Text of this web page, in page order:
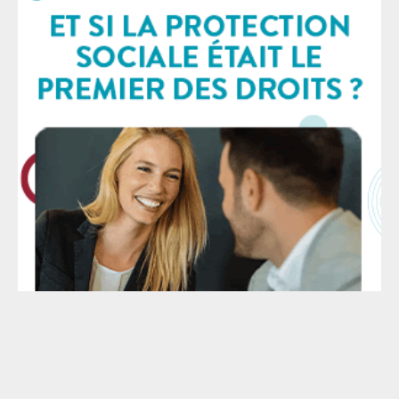
l’usage de leur arme à feu par les forces de l’ordre
sera considéré, a priori, comme étant légal, c’est-à-
dire nécessaire et proportionné. Il appartiendra au
procureur – en pratique aux familles des victimes – de
démontrer que le tir mortel n’était pas justifié. Ce
texte s’inscrit dans le bilan déjà alarmant de la loi
Cazeneuve de 2017 et la création de l’article L.435-1 du
Code de la sécurité intérieure : elle autorise les
policiers à utiliser leur arme dès lors qu’ils estiment
que les occupants d’un véhicule sont susceptibles
d’être dangereux — ce qui laisse les agents seuls
juges d’une situation pouvant s’avérer mortelle.
Depuis son adoption, au moins